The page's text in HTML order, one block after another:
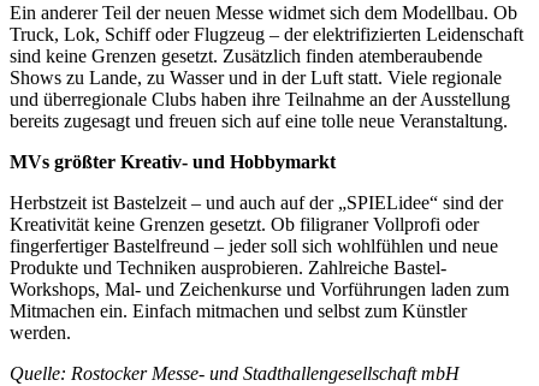
Ein anderer Teil der neuen Messe widmet sich dem Modellbau. Ob
Truck, Lok, Schiff oder Flugzeug – der elektrifizierten Leidenschaft
sind keine Grenzen gesetzt. Zusätzlich finden atemberaubende
Shows zu Lande, zu Wasser und in der Luft statt. Viele regionale
und überregionale Clubs haben ihre Teilnahme an der Ausstellung
bereits zugesagt und freuen sich auf eine tolle neue Veranstaltung.
MVs größter Kreativ- und Hobbymarkt
Herbstzeit ist Bastelzeit – und auch auf der „SPIELidee“ sind der
Kreativität keine Grenzen gesetzt. Ob filigraner Vollprofi oder
fingerfertiger Bastelfreund – jeder soll sich wohlfühlen und neue
Produkte und Techniken ausprobieren. Zahlreiche Bastel-
Workshops, Mal- und Zeichenkurse und Vorführungen laden zum
Mitmachen ein. Einfach mitmachen und selbst zum Künstler
werden.
Quelle: Rostocker Messe- und Stadthallengesellschaft mbH